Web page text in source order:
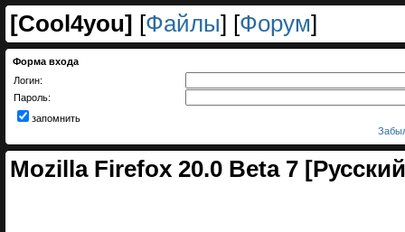
[Cool4you] [Файлы] [Форум]
Форма входа
Логин:
Пароль:
запомнить
Mozilla Firefox 20.0 Beta 7